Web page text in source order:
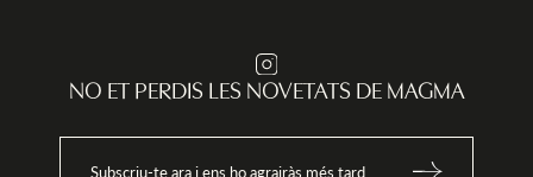
NO ET PERDIS LES NOVETATS DE MAGMA
Subscriu-te ara i ens ho agrairàs més tard